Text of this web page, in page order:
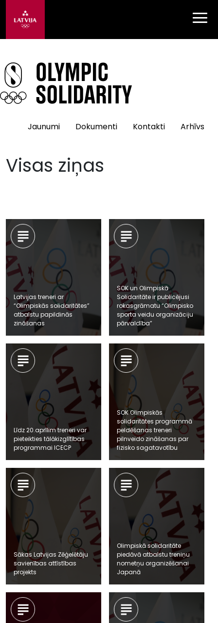
Jaunumi Dokumenti Kontakti Arhīvs
Visas ziņas
Latvijas treneri ar
“Olimpiskās solidaritātes”
atbalstu papildinās
zināšanas
SOK un Olimpiskā
Solidaritāte ir publicējusi
rokasgrāmatu “Olimpisko
sporta veidu organizāciju
pārvaldība”
Līdz 20.aprīlim treneri var
pieteikties tālākizglītības
programmai ICECP
SOK Olimpiskās
solidaritātes programmā
peldēšanas treneri
pilnveido zināšanas par
fizisko sagatavotību
Sākas Latvijas Zēģelētāju
savienības attīstības
projekts
Olimpiskā solidaritāte
piedāvā atbalstu treniņu
nometņu organizēšanai
Japanā